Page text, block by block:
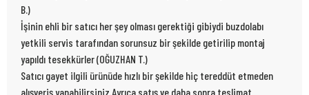
B.)
İşinin ehli bir satıcı her şey olması gerektiği gibiydi buzdolabı
yetkili servis tarafından sorunsuz bir şekilde getirilip montaj
yapıldı tesekkürler (OĞUZHAN T.)
Satıcı gayet ilgili ürünüde hızlı bir şekilde hiç tereddüt etmeden
alışveriş yapabilirsiniz.Ayrıca satış ve daha sonra teslimat